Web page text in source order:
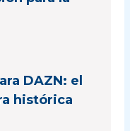
DAZN: el
histórica